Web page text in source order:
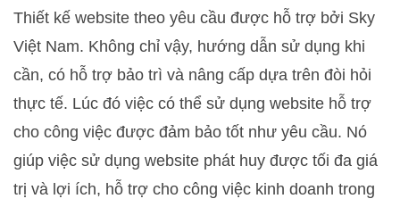
Thiết kế website theo yêu cầu được hỗ trợ bởi Sky
Việt Nam. Không chỉ vậy, hướng dẫn sử dụng khi
cần, có hỗ trợ bảo trì và nâng cấp dựa trên đòi hỏi
thực tế. Lúc đó việc có thể sử dụng website hỗ trợ
cho công việc được đảm bảo tốt như yêu cầu. Nó
giúp việc sử dụng website phát huy được tối đa giá
trị và lợi ích, hỗ trợ cho công việc kinh doanh trong